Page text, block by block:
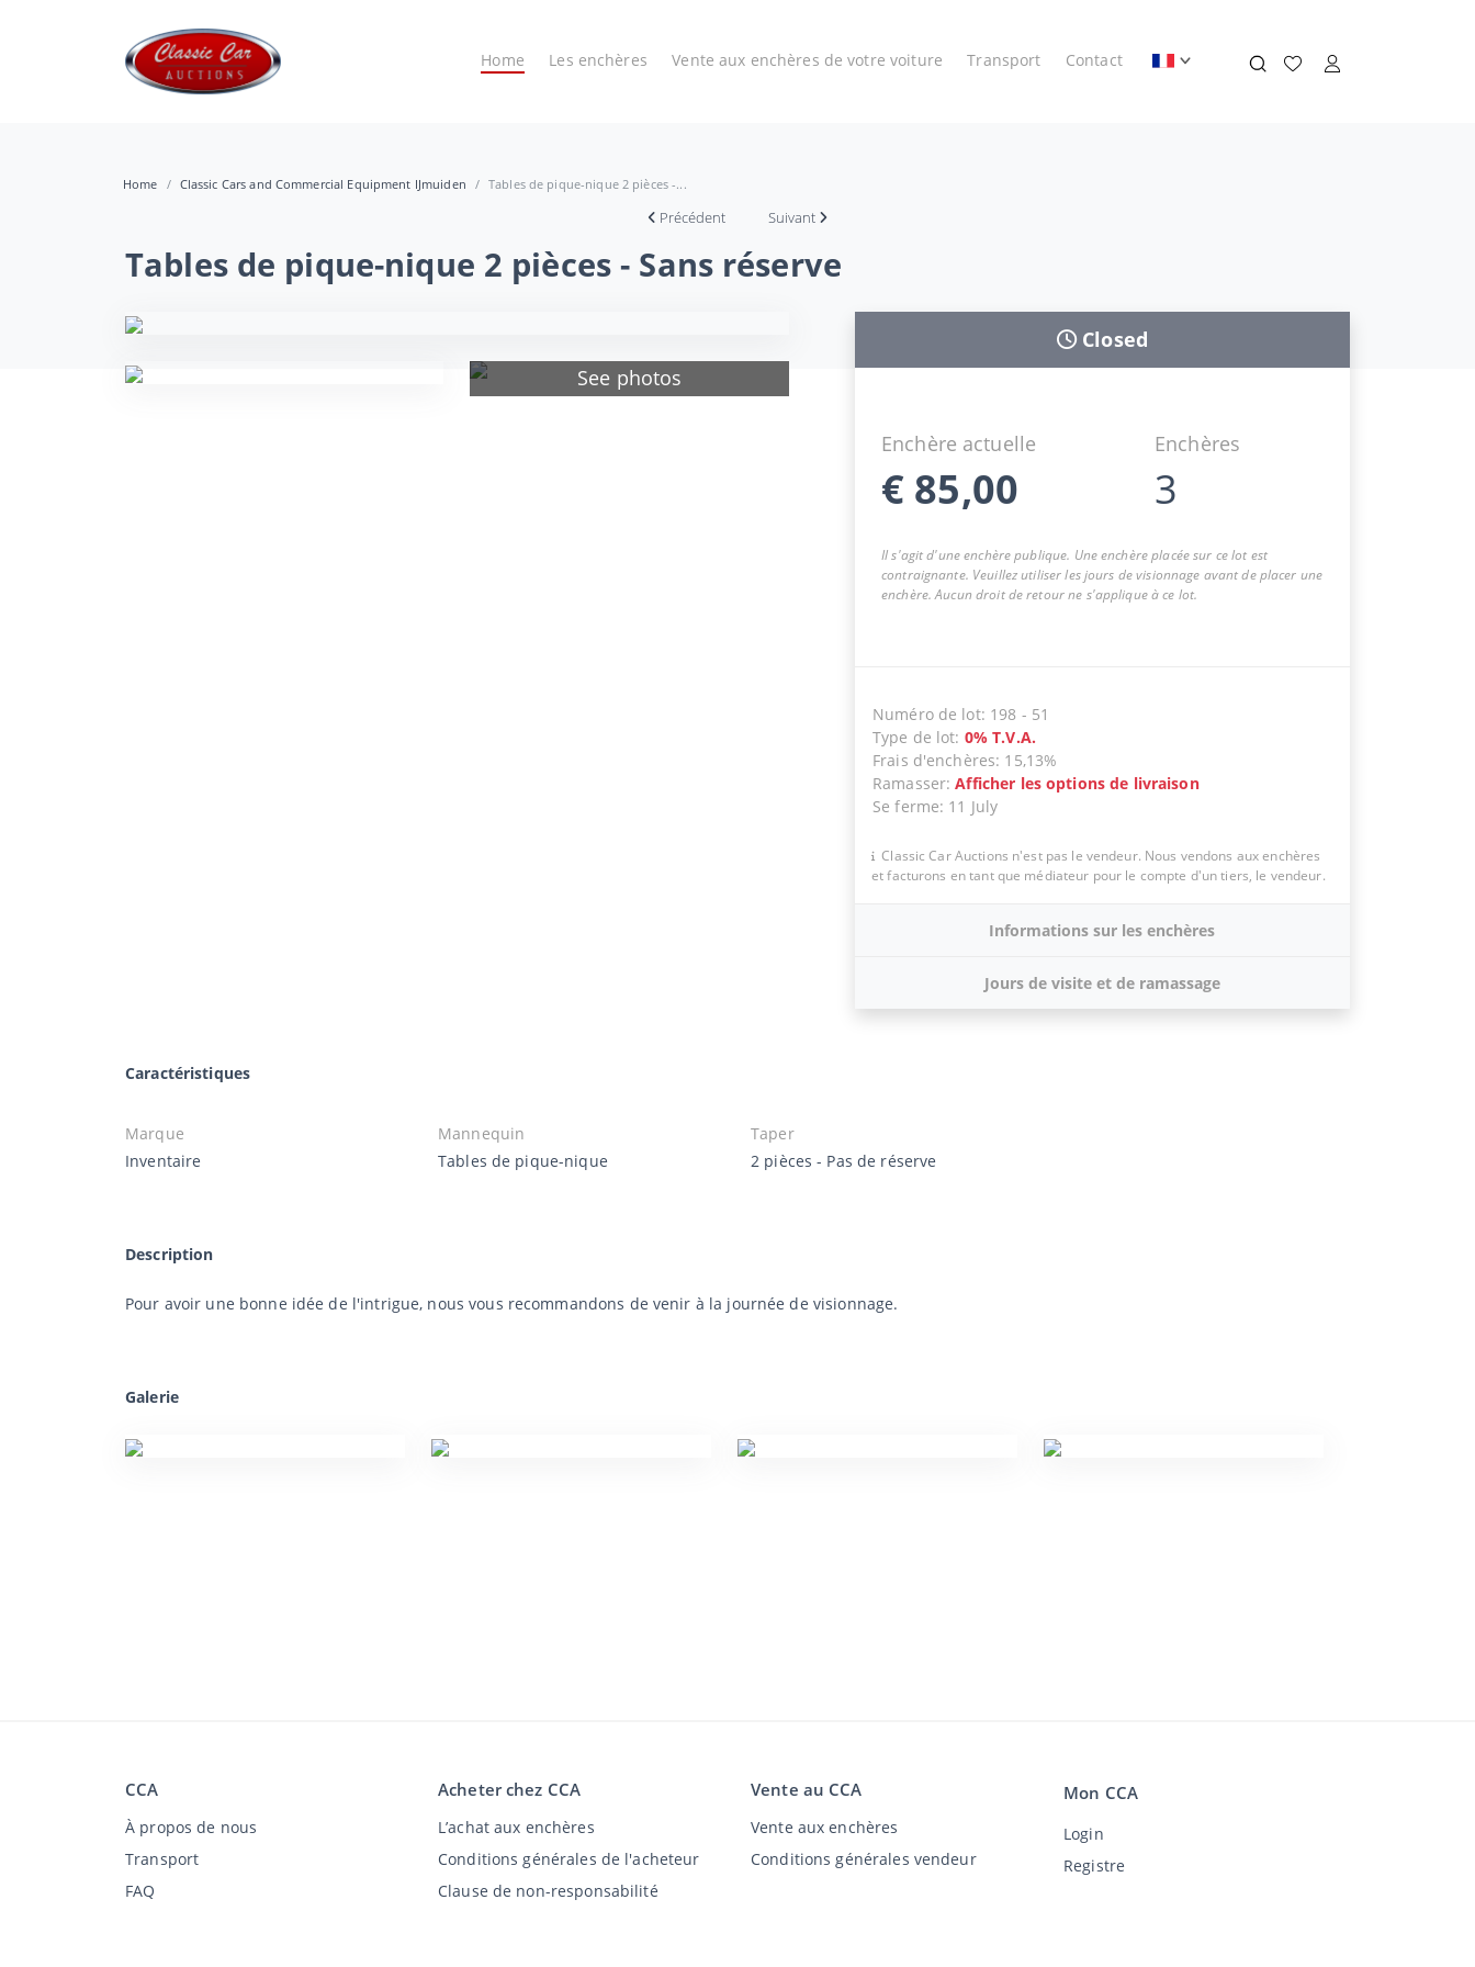
Home Les enchères Vente aux enchères de votre voiture Transport Contact
Home Classic Cars and Commercial Equipment IJmuiden Tables de pique-nique 2 pièces -...
Précédent Suivant
Tables de pique-nique 2 pièces - Sans réserve
See photos
Closed
Enchère actuelle
€ 85,00
Enchères
3
Il s'agit d'une enchère publique. Une enchère placée sur ce lot est
contraignante. Veuillez utiliser les jours de visionnage avant de placer une
enchère. Aucun droit de retour ne s'applique à ce lot.
Numéro de lot: 198 - 51
Type de lot: 0% T.V.A.
Frais d'enchères: 15,13%
Ramasser:Afficher les options de livraison
Se ferme: 11 July
Classic Car Auctions n'est pas le vendeur. Nous vendons aux enchères
et facturons en tant que médiateur pour le compte d'un tiers, le vendeur.
Informations sur les enchères
Jours de visite et de ramassage
Caractéristiques
Marque
Inventaire
Mannequin
Tables de pique-nique
Taper
2 pièces - Pas de réserve
Description
Pour avoir une bonne idée de l'intrigue, nous vous recommandons de venir à la journée de visionnage.
Galerie
CCA
À propos de nous
Transport
FAQ
Acheter chez CCA
L’achat aux enchères
Conditions générales de l'acheteur
Clause de non-responsabilité
Vente au CCA
Vente aux enchères
Conditions générales vendeur
Mon CCA
Login
Registre